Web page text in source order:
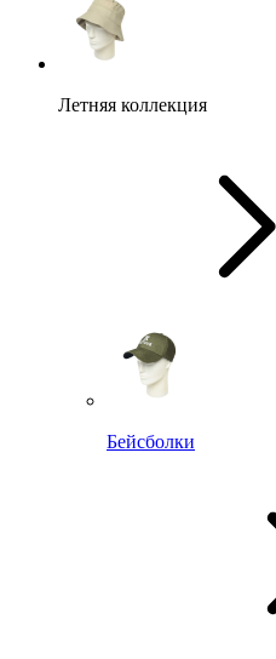
Летняя коллекция
Бейсболки